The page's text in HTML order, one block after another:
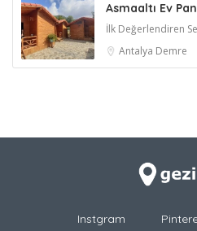
Asmaaltı Ev
İlk Değerlendiren
Antalya Demre
Instgram